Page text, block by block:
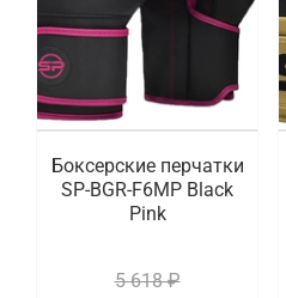
Боксерские перчатки
SP-BGR-F6MP Black
Pink
5 618 ₽